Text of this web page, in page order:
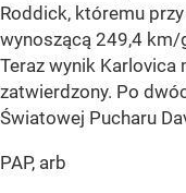
Roddick, któremu
wynoszącą 249,4 km/
Teraz wynik
zatwierdzony. Po
Światowej Pucharu
PAP, arb